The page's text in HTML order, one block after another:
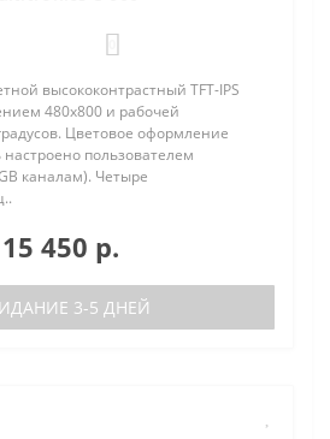
высококонтрастный TFT-IPS
480х800 и рабочей
Цветовое оформление
пользователем
каналам). Четыре
15 450 р.
3-5 ДНЕЙ